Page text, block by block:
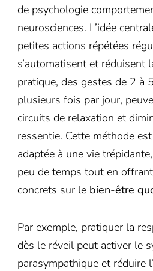
de psychologie
neurosciences. L’idée
petites actions répétées
s’automatisent et réduisent
pratique, des gestes de 2 à
plusieurs fois par jour,
circuits de relaxation et
ressentie. Cette méthode
adaptée à une vie
peu de temps tout en
concrets sur le bien-être
Par exemple, pratiquer la
dès le réveil peut activer le
parasympathique et réduire